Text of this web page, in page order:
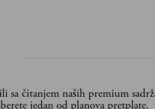
sa čitanjem naših premium
jedan od planova pretplate.